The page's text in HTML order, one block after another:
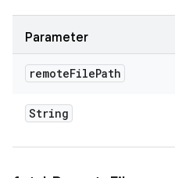
Parameter
remoteFilePath
String